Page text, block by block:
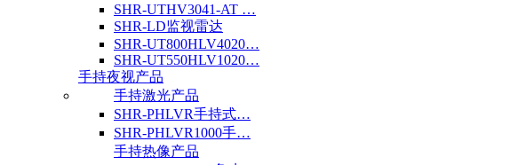
SHR-UTHV3041-AT …
SHR-LD监视雷达
SHR-UT800HLV4020…
SHR-UT550HLV1020…
手持夜视产品
手持激光产品
SHR-PHLVR手持式…
SHR-PHLVR1000手…
手持热像产品